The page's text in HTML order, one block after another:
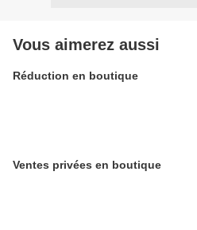
Vous aimerez aussi
Réduction en boutique
Ventes privées en boutique